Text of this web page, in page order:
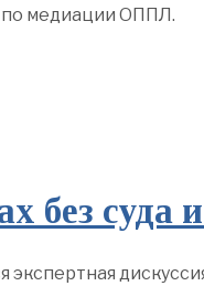
по медиации ОППЛ.
без суда
экспертная